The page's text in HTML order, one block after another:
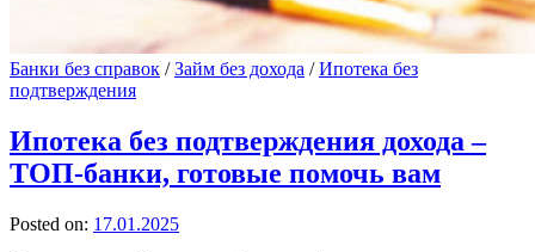
Банки без справок /Займ без дохода /Ипотека без
подтверждения
Ипотека без подтверждения дохода –
ТОП-банки, готовые помочь вам
Posted on: 17.01.2025